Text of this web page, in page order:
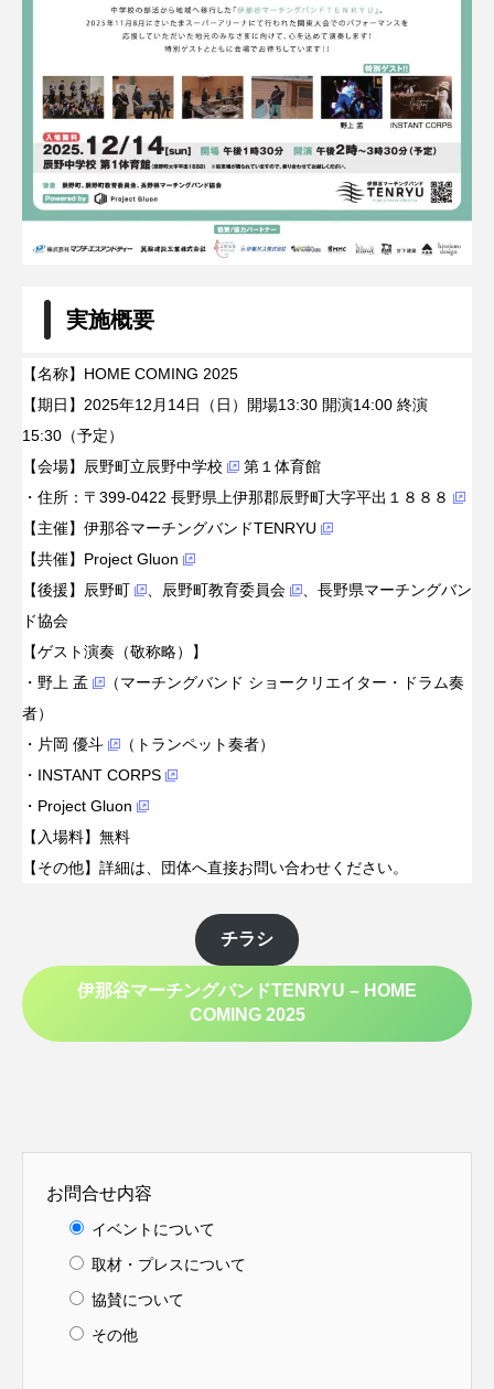
実施概要
【名称】HOME COMING 2025
【期日】2025年12月14日（日）開場13:30 開演14:00 終演
15:30（予定）
【会場】
辰野町立辰野中学校
第１体育館
・住所： 〒399-0422 長野県上伊那郡辰野町大字平出１８８８
【主催】 伊那谷マーチングバンドTENRYU
【共催】 Project Gluon
【後援】
辰野町 辰野町教育委員会
長野県マーチングバン
ド協会
【ゲスト演奏（敬称略）】
・ 野上 孟
（マーチングバンド ショークリエイター・ドラム奏
者）
・ 片岡 優斗
（トランペット奏者）
・ INSTANT CORPS
・ Project Gluon
【入場料】無料
【その他】詳細は、団体へ直接お問い合わせください。
チラシ
伊那谷マーチングバンドTENRYU – HOME
COMING 2025
お問合せ内容
イベントについて
取材・プレスについて
協賛について
その他